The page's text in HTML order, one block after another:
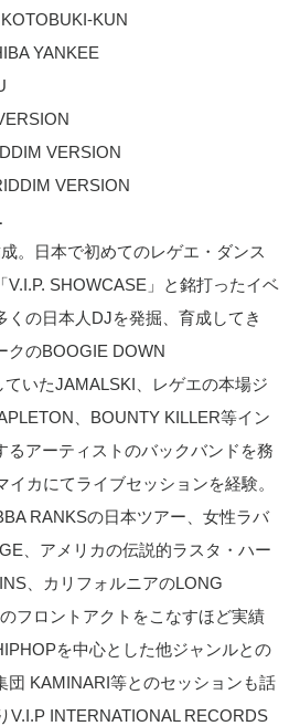
KUN
YANKEE
VERSION
VERSION
。日本で初めてのレゲエ・ダンス
V.I.P. SHOWCASE」と銘打ったイベ
くの日本人DJを発掘、育成してき
クのBOOGIE DOWN
いたJAMALSKI、レゲエの本場ジ
、BOUNTY KILLER等イン
るアーティストのバックバンドを務
カにてライブセッションを経験。
RANKSの日本ツアー、女性ラバ
、アメリカの伝説的ラスタ・ハー
、カリフォルニアのLONG
フロントアクトをこなすほど実績
を中心とした他ジャンルとの
団 KAMINARI等とのセッションも話
V.I.P INTERNATIONAL RECORDS